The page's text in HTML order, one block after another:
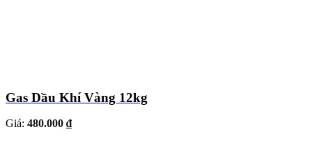
Gas Dầu Khí Vàng 12kg
Giá: 480.000 ₫